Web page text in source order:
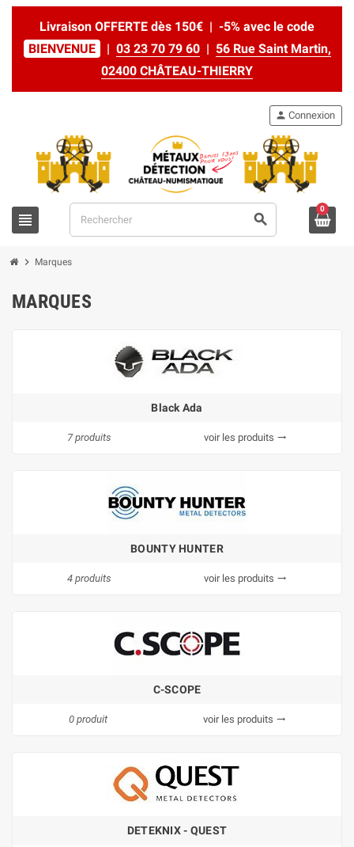
Livraison OFFERTE dès 150€ | -5% avec le code
BIENVENUE
| 03 23 70 79 60| 56 Rue Saint Martin,
02400 CHÂTEAU-THIERRY
view_headline search
person Connexion
0
chevron_right Marques
MARQUES
Black Ada
7 produits voir les produits trending_flat
BOUNTY HUNTER
4 produits voir les produits trending_flat
C-SCOPE
0 produit voir les produits trending_flat
DETEKNIX - QUEST